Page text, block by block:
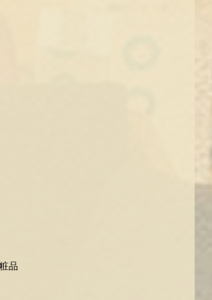
品